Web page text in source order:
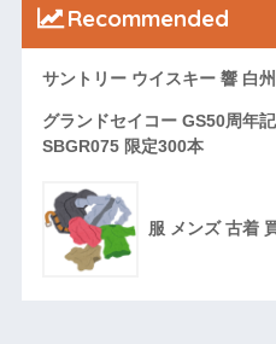
Recommended
サントリー ウイスキー 響 白州
グランドセイコー GS50周年
SBGR075 限定300本
服 メンズ 古着